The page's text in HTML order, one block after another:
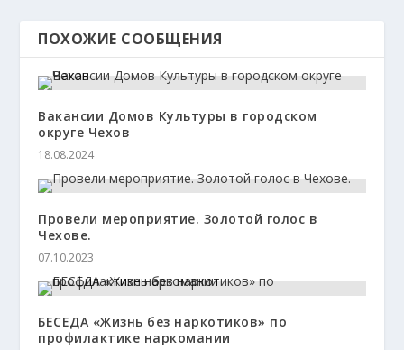
ПОХОЖИЕ СООБЩЕНИЯ
Вакансии Домов Культуры в городском
округе Чехов
18.08.2024
Провели мероприятие. Золотой голос в
Чехове.
07.10.2023
БЕСЕДА «Жизнь без наркотиков» по
профилактике наркомании